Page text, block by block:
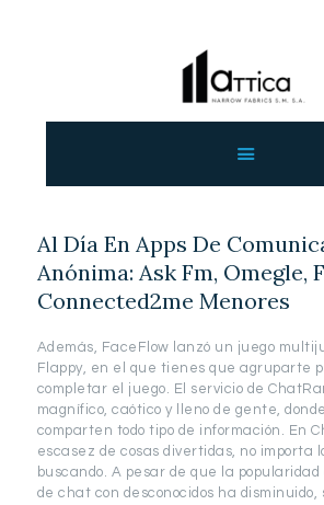
ΕΠΙΚΟΙΝΩΝΙΑ
ΧΟΝΔΡΙΚΗ
ΕΛΛΗΝΙΚΆ
Al Día En Apps De
Anónima: Ask Fm, Omegle,
Connected2me Menores
Además, FaceFlow lanzó un juego
Flappy, en el que tienes que agruparte
completar el juego. El servicio de
magnífico, caótico y lleno de gente,
comparten todo tipo de información. En
escasez de cosas divertidas, no importa
buscando. A pesar de que la
de chat con desconocidos ha disminuido,